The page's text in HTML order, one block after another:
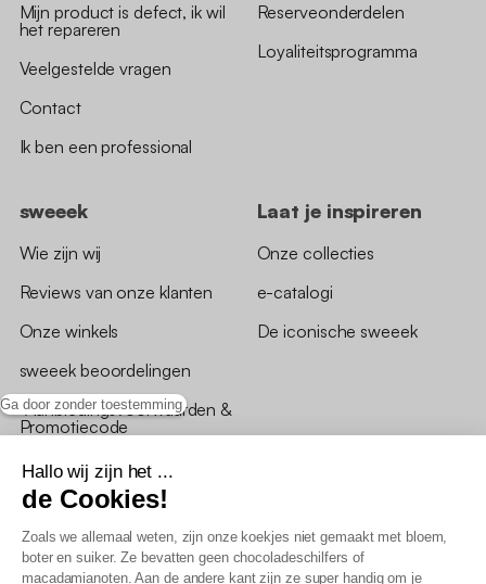
Ga door zonder toestemming
Hallo wij zijn het ...
de Cookies!
Zoals we allemaal weten, zijn onze koekjes niet gemaakt met bloem,
boter en suiker. Ze bevatten geen chocoladeschilfers of
macadamianoten. Aan de andere kant zijn ze super handig om je
Mijn product is defect, ik wil
het repareren
Veelgestelde vragen
Contact
Ik ben een professional
Reserveonderdelen
Loyaliteitsprogramma
sweeek
Wie zijn wij
Reviews van onze klanten
Onze winkels
sweeek beoordelingen
*Aanbiedingsvoorwaarden &
Promotiecode
Laat je inspireren
Onze collecties
e-catalogi
De iconische sweeek
Algemene verkoopsvoorwaarden